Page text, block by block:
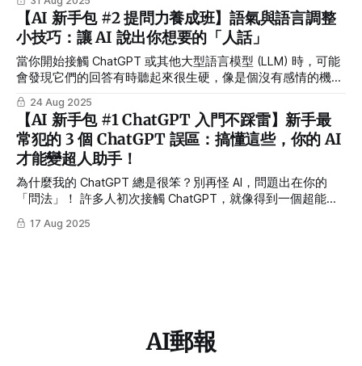
綱內容在此。」 …然後，你花了很多時間在修改 AI 產出的內
容，最後還是覺得不太滿意？ 如果是，恭喜你，你正在經歷
每個新手都會踩的坑。你以為 AI 是個魔法師，但你更像是個
「AI 搬運工」，只是把 AI 產出的東西搬過來，複製貼上，沒
有真正發揮它的潛力。 這篇文章不會教你複雜的咒語，而是
將它變成你的超強副駕駛。我們將透過幾個簡單的比喻，拆解
AI 生產力加速的核心，讓你從此告別無效的對話，真正做到
「用
【AI 新手包 #2 提問力養成班】語氣與語言調整
小技巧：讓 AI 說出你想要的「人話」
當你開始接觸 ChatGPT 或其他大型語言模型 (LLM) 時，可能
會發現它們的回答有時聽起來很生硬，像是個沒有感情的機器
人。其實，只要掌握幾個簡單的技巧，你就能像個專業的導
演，精準地調整 AI 的「表演風格」，讓它說出更符合情境、
更有溫度的「人話」！ 為什麼要調整 AI 的語氣和風格？ 想像
一下，你要寫一份正式的商業提案，和朋友之間的閒聊訊息，
它們的語氣、用字遣詞是不是完全不同？同樣地，在與 AI 互
動時，如果沒有明確指示，它通常會選擇最中性、最普遍的回
答方式。這就像一個演員，在沒有拿到劇本前，只能用最安全
的表情和語氣來應對。 而透過調整語氣和風格，你就是在為
AI 寫下專屬的「劇本」，讓它扮演好不同的角色，無論是嚴肅
24 Aug 2025
【AI 新手包 #1 ChatGPT 入門不踩雷】新手最
常犯的 3 個 ChatGPT 誤區：搞懂這些，你的 AI
才能變超人助手！
為什麼我的 ChatGPT 總是很笨？別再怪 AI，問題出在你的
「問法」！ 許多人初次接觸 ChatGPT，就像得到一個超能力
夥伴，滿懷期待地想讓它幫忙處理各種大小事。但用了幾次之
後，你可能開始覺得：「咦，它怎麼好像沒那麼聰明？回答總
17 Aug 2025
AI郵報